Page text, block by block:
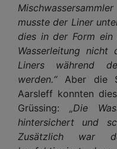
musste der Liner
dies in der Form
Wasserleitung nicht
Liners während
werden.“Aber die
Aarsleff konnten
Grüssing: „Die
hintersichert und
Zusätzlich war